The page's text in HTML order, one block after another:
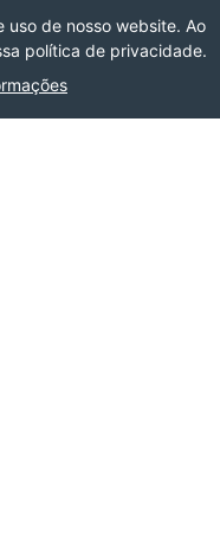
uso de nosso website. Ao
política de privacidade.